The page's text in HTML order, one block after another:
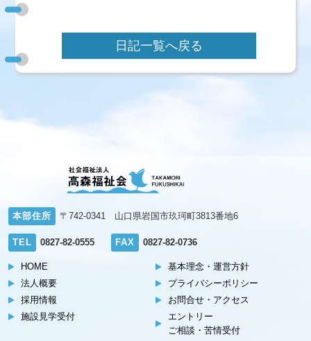
日記一覧へ戻る
本部住所 〒742-0341 山口県岩国市玖珂町3813番地6
TEL 0827-82-0555 FAX 0827-82-0736
HOME
基本理念・運営方針
法人概要
プライバシーポリシー
採用情報
お問合せ・アクセス
施設見学受付
エントリー
ご相談・苦情受付